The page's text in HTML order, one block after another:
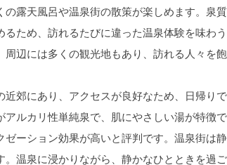
の露天風呂や温泉街の散策が楽しめます。泉
るため、訪れるたびに違った温泉体験を味わ
辺には多くの観光地もあり、訪れる人々を飽
郊にあり、アクセスが良好なため、日帰り
アルカリ性単純泉で、肌にやさしい湯が特徴
ゼーション効果が高いと評判です。温泉街は
温泉に浸かりながら、静かなひとときを過ご